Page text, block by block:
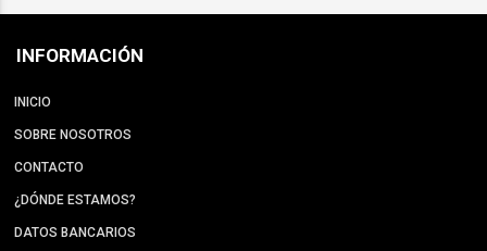
INFORMACIÓN
INICIO
SOBRE NOSOTROS
CONTACTO
¿DÓNDE ESTAMOS?
DATOS BANCARIOS